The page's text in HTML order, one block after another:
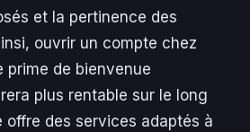
et la pertinence des
ouvrir un compte chez
prime de bienvenue
plus rentable sur le long
offre des services adaptés à